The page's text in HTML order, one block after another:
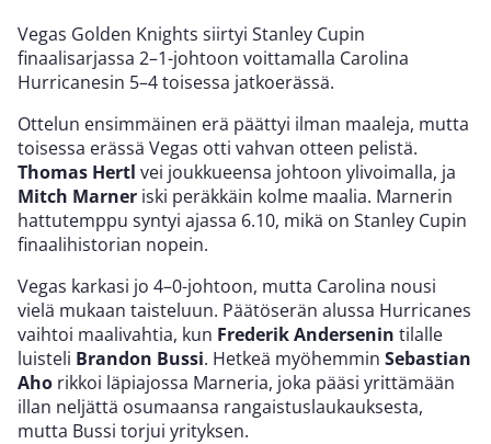
Vegas Golden Knights siirtyi Stanley Cupin
finaalisarjassa 2–1-johtoon voittamalla Carolina
Hurricanesin 5–4 toisessa jatkoerässä.
Ottelun ensimmäinen erä päättyi ilman maaleja, mutta
toisessa erässä Vegas otti vahvan otteen pelistä.
Thomas Hertl vei joukkueensa johtoon ylivoimalla, ja
Mitch Marner iski peräkkäin kolme maalia. Marnerin
hattutemppu syntyi ajassa 6.10, mikä on Stanley Cupin
finaalihistorian nopein.
Vegas karkasi jo 4–0-johtoon, mutta Carolina nousi
vielä mukaan taisteluun. Päätöserän alussa Hurricanes
vaihtoi maalivahtia, kun Frederik Andersenin tilalle
luisteli Brandon Bussi. Hetkeä myöhemmin Sebastian
Aho rikkoi läpiajossa Marneria, joka pääsi yrittämään
illan neljättä osumaansa rangaistuslaukauksesta,
mutta Bussi torjui yrityksen.